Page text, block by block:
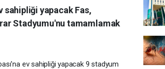
sahipliği yapacak Fas,
Stadyumu'nu tamamlamak
ev sahipliği yapacak 9 stadyum